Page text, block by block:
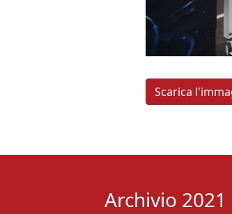
Scarica
Archivio 2021